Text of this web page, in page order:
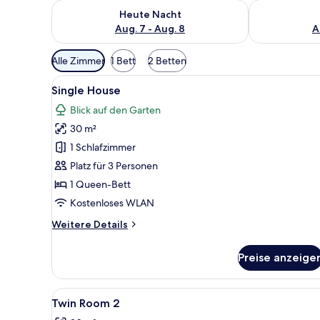
Heute Nacht
Aug. 7 - Aug. 8
Überprüfe die Verfügbarkeit für heute Nacht, Aug. 7
Überprüfe
Verfügbare
Filter
für
Zimmer
Alle Zimmer 1 Bett 2 Betten
Alle
Fotos
für
Single
House
anzeigen
Ein Schlafzimmer mit einem
16
Single House
Blick auf den Garten
30 m²
1 Schlafzimmer
Platz für 3 Personen
1 Queen-Bett
Kostenloses WLAN
Weitere Details
Weitere
House
Preise
Alle
Fotos
Ein Hotelzimmer mit zwei
9
Twin Room 2